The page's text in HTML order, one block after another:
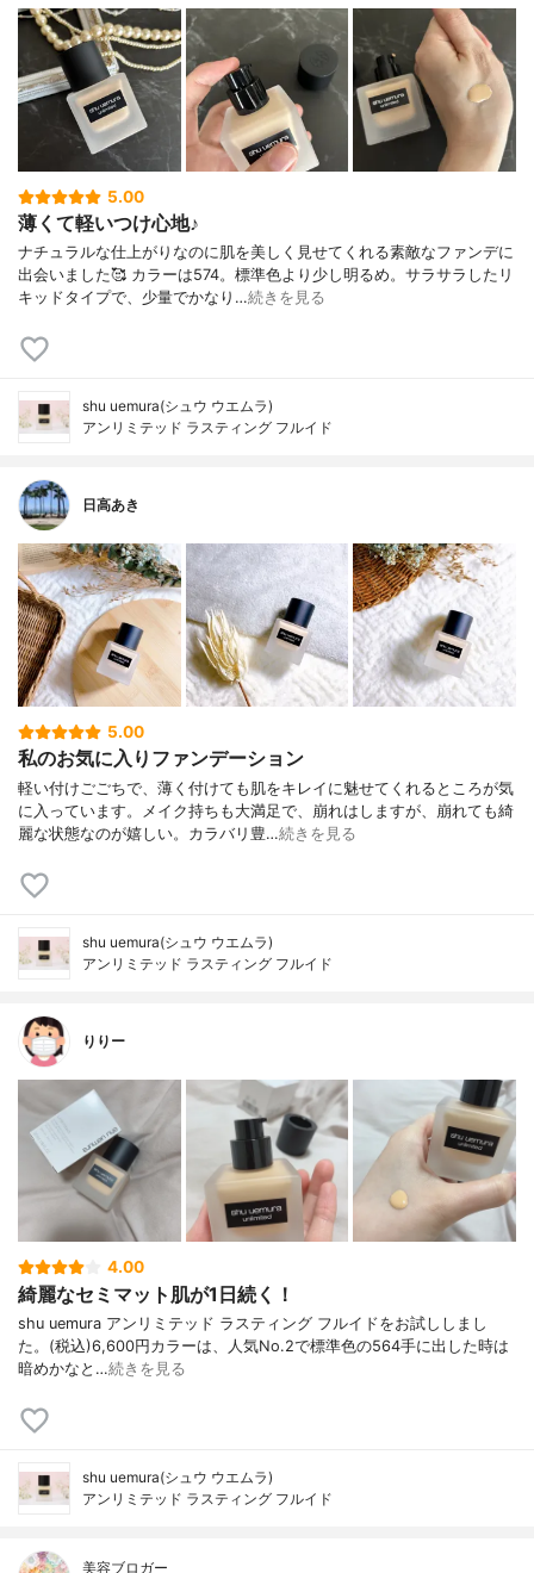
5.00
薄くて軽いつけ心地♪
ナチュラルな仕上がりなのに肌を美しく見せてくれる素敵なファンデに
出会いました🥰 カラーは574。標準色より少し明るめ。サラサラしたリ
キッドタイプで、少量でかなり…続きを見る
shu uemura(シュウ ウエムラ)
アンリミテッド ラスティング フルイド
日高あき
5.00
私のお気に入りファンデーション
軽い付けごごちで、薄く付けても肌をキレイに魅せてくれるところが気
に入っています。メイク持ちも大満足で、崩れはしますが、崩れても綺
麗な状態なのが嬉しい。カラバリ豊…続きを見る
shu uemura(シュウ ウエムラ)
アンリミテッド ラスティング フルイド
りりー
4.00
綺麗なセミマット肌が1日続く！
shu uemura アンリミテッド ラスティング フルイドをお試ししまし
た。(税込)6,600円カラーは、人気No.2で標準色の564手に出した時は
暗めかなと…続きを見る
shu uemura(シュウ ウエムラ)
アンリミテッド ラスティング フルイド
美容ブロガー